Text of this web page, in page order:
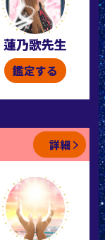
蓮乃歌先生
鑑定する
詳細